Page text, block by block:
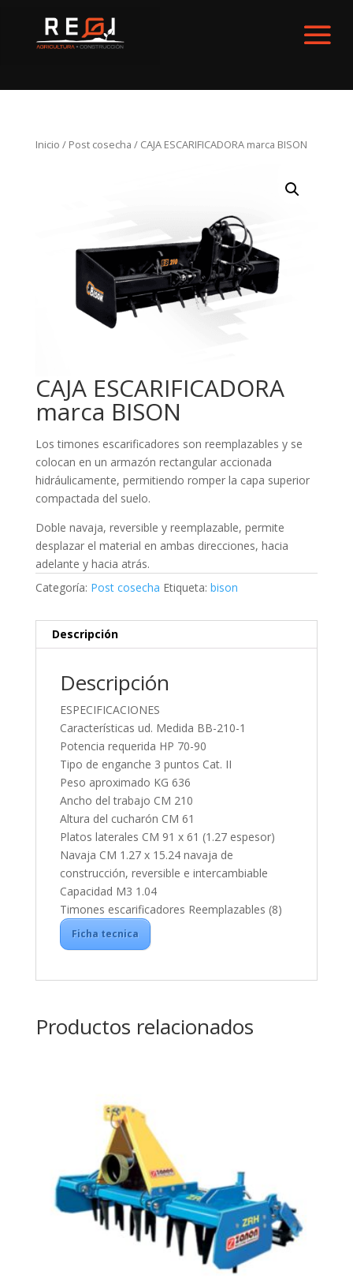
Inicio / Post cosecha / CAJA ESCARIFICADORA marca BISON
CAJA ESCARIFICADORA
marca BISON
Los timones escarificadores son reemplazables y se
colocan en un armazón rectangular accionada
hidráulicamente, permitiendo romper la capa superior
compactada del suelo.
Doble navaja, reversible y reemplazable, permite
desplazar el material en ambas direcciones, hacia
adelante y hacia atrás.
Categoría: Post cosecha Etiqueta: bison
Descripción
Descripción
ESPECIFICACIONES
Características ud. Medida BB-210-1
Potencia requerida HP 70-90
Tipo de enganche 3 puntos Cat. II
Peso aproximado KG 636
Ancho del trabajo CM 210
Altura del cucharón CM 61
Platos laterales CM 91 x 61 (1.27 espesor)
Navaja CM 1.27 x 15.24 navaja de
construcción, reversible e intercambiable
Capacidad M3 1.04
Timones escarificadores Reemplazables (8)
Ficha tecnica
Productos relacionados